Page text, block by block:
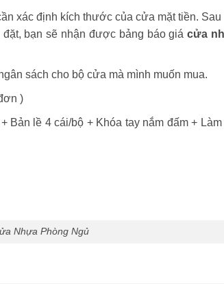
xác định kích thước của cửa mặt tiền. Sau
bạn sẽ nhận được bảng báo giácửa
sách cho bộ cửa mà mình muốn mua.
)
Bản lề 4 cái/bộ + Khóa tay nắm đấm + Làm
Nhựa Phòng Ngủ